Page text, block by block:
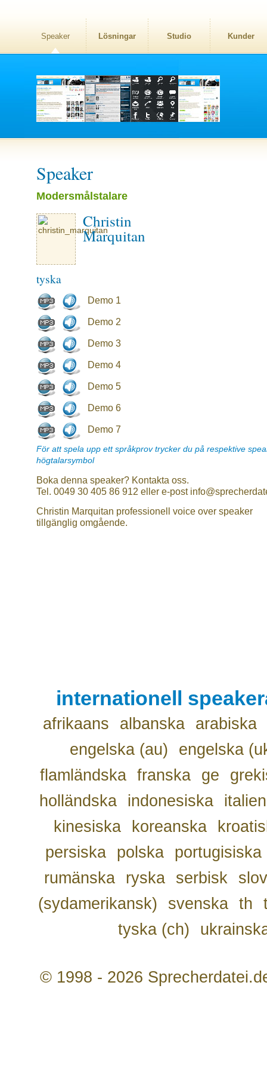
Speaker Lösningar Studio Kunder
Speaker
Modersmålstalare
Christin
Marquitan
tyska
Demo 1
Demo 2
Demo 3
Demo 4
Demo 5
Demo 6
Demo 7
För att spela upp ett språkprov trycker du på respektive
högtalarsymbol
Boka denna speaker? Kontakta oss.
Tel. 0049 30 405 86 912 eller e-post
Christin Marquitan professionell voice over speaker
tillgänglig omgående.
internationell
afrikaans albanska
arabiska
engelska (au)
engelska
flamländska franska ge
holländska
indonesiska
kinesiska
koreanska
persiska
polska
portugisiska
rumänska
ryska serbisk
(sydamerikansk)
svenska th
tyska (ch)
© 1998 - 2026